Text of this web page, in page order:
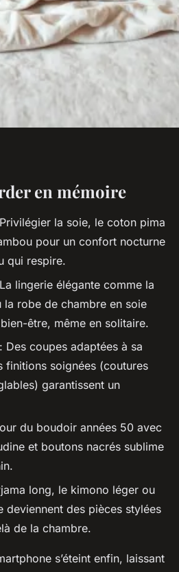
en lingerie de
alliant style
10 min de lecture
en mémoire
la soie, le coton pima
pour un confort nocturne
qui respire.
lingerie élégante comme la
la robe de chambre en soie
être, même en solitaire.
: Des coupes adaptées à sa
finitions soignées (coutures
garantissent un
du boudoir années 50 avec
et boutons nacrés sublime
long, le kimono léger ou
deviennent des pièces stylées
de la chambre.
s’éteint enfin, laissant